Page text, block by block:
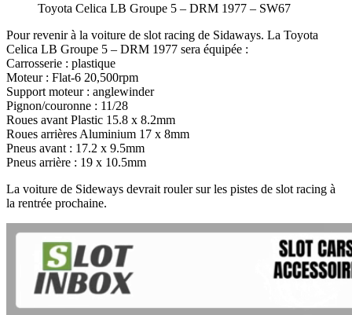
Toyota Celica LB Groupe 5 – DRM 1977 – SW67
Pour revenir à la voiture de slot racing de Sidaways. La Toyota
Celica LB Groupe 5 – DRM 1977 sera équipée :
Carrosserie : plastique
Moteur : Flat-6 20,500rpm
Support moteur : anglewinder
Pignon/couronne : 11/28
Roues avant Plastic 15.8 x 8.2mm
Roues arrières Aluminium 17 x 8mm
Pneus avant : 17.2 x 9.5mm
Pneus arrière : 19 x 10.5mm
La voiture de Sideways devrait rouler sur les pistes de slot racing à
la rentrée prochaine.